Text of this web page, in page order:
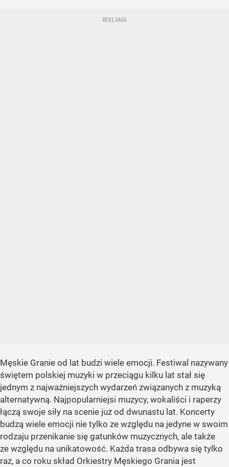
Męskie Granie od lat budzi wiele emocji. Festiwal nazywany
świętem polskiej muzyki w przeciągu kilku lat stał się
jednym z najważniejszych wydarzeń związanych z muzyką
alternatywną. Najpopularniejsi muzycy, wokaliści i raperzy
łączą swoje siły na scenie już od dwunastu lat. Koncerty
budzą wiele emocji nie tylko ze względu na jedyne w swoim
rodzaju przenikanie się gatunków muzycznych, ale także
ze względu na unikatowość. Każda trasa odbywa się tylko
raz, a co roku skład Orkiestry Męskiego Grania jest